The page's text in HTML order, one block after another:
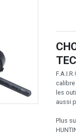
calibre
les
aussi
Plus